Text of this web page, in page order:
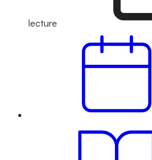
lecture